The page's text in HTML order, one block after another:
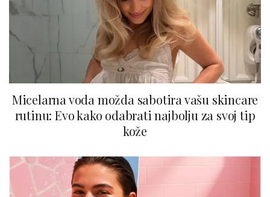
Micelarna voda možda sabotira vašu skincare
rutinu: Evo kako odabrati najbolju za svoj tip
kože